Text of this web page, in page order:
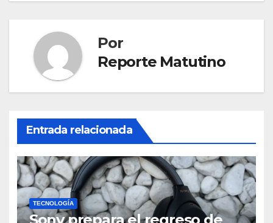
Por
Reporte Matutino
Entrada relacionada
TECNOLOGÍA